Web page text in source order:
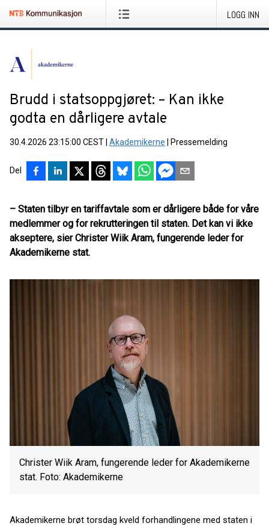
LOGG INN
Brudd i statsoppgjøret: – Kan ikke
godta en dårligere avtale
30.4.2026 23:15:00 CEST Akademikerne Pressemelding
Del
– Staten tilbyr en tariffavtale som er dårligere både for våre
medlemmer og for rekrutteringen til staten. Det kan vi ikke
akseptere, sier Christer Wiik Aram, fungerende leder for
Akademikerne stat.
Christer Wiik Aram, fungerende leder for Akademikerne
stat. Foto: Akademikerne
Akademikerne brøt torsdag kveld forhandlingene med staten i